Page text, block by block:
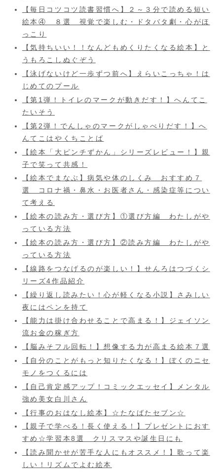
【毎日コツコツ読書習慣へ】２～３分で読める短い
絵本④ ８選 視覚で楽しむ・ドタバタ劇・心がほ
っこり
【気持ちいい！！なんどもめくりたくなる絵本】と
うもろこしぬぐぞう
【泳げないけど一歩ずつ前へ】えらいこっちゃ！は
じめてのプール
【第1弾！トイレのマークが動きだす！】へんてこ
たいそう
【第2弾！でんしゃのマークがしゃべりだす！】へ
んてこはやくちことば
【絵本「大ピンチずかん」シリーズレビュー！】親
子で笑って共感！
【絵本でまなぶ】病気や体のしくみ おすすめ７
選 コロナ禍・鼻水・お医者さん・感染症等につい
て考える
【絵本の読み方・選び方】①選び方編 わたしがや
っている方法
【絵本の読み方・選び方】②読み方編 わたしがや
っている方法
【線路をつなげるのが楽しい！】せんろはつづくシ
リーズ4作品紹介
【繰り返し読みたい！心が軽くなる小説】さみしい
夜にはペンを持て
【能力は掛け合わせることで高まる！】ジェイソン
流お金の稼ぎ方
【脳みそフル回転！】想像する力が高まる絵本７選
【自分のことがもっと知りたくなる！】ぼくのニセ
モノをつくるには
【自己肯定感アップ！コミックエッセイ】メンタル
強め美女白川さん
【行事のおはなし絵本】☆たなばたセブン☆
【親子で学べる！長く使える！】プレゼントにおす
すめ☆学習本8選 クリスマスや誕生日にも
【読み聞かせが苦手な人にもオススメ！】歌って楽
しい！リズムでよむ絵本